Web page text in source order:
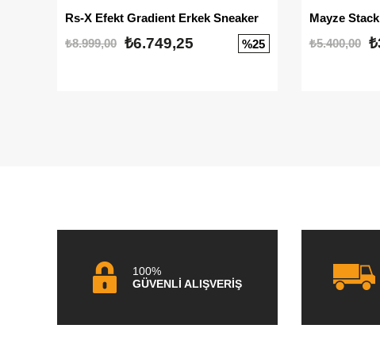
Rs-X Efekt Gradient Erkek Sneaker
₺8.999,00 ₺6.749,25 %25
₺5.400,00
100%
GÜVENLİ ALIŞVERİŞ